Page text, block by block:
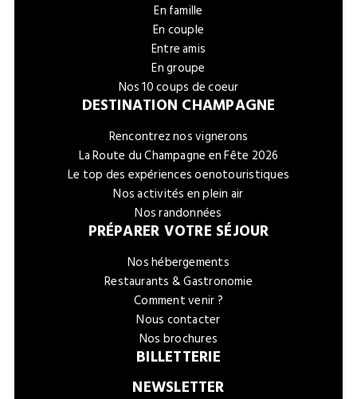
En famille
En couple
Entre amis
En groupe
Nos 10 coups de coeur
DESTINATION CHAMPAGNE
Rencontrez nos vignerons
La Route du Champagne en Fête 2026
Le top des expériences oenotouristiques
Nos activités en plein air
Nos randonnées
PRÉPARER VOTRE SÉJOUR
Nos hébergements
Restaurants & Gastronomie
Comment venir ?
Nous contacter
Nos brochures
BILLETTERIE
NEWSLETTER